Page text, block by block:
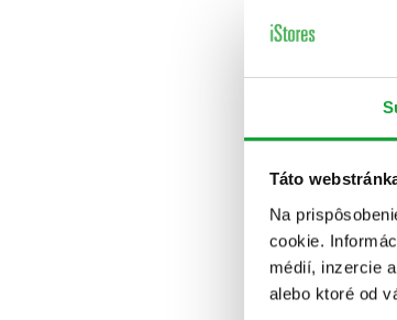
Táto
Na
cookie.
médií, inzercie
alebo ktoré od